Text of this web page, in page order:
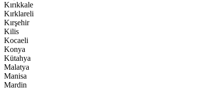
Kırıkkale
Kırklareli
Kırşehir
Kilis
Kocaeli
Konya
Kütahya
Malatya
Manisa
Mardin